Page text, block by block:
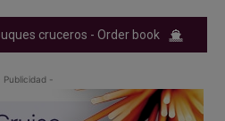
cruceros - Order book
Publicidad -